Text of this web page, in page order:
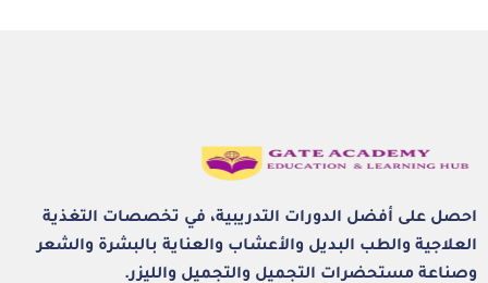
احصل على أفضل الدورات التدريبية، في تخصصات التغذية
العلاجية والطب البديل والأعشاب والعناية بالبشرة والشعر
وصناعة مستحضرات التجميل والتجميل والليزر.